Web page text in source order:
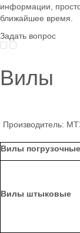
информации,
ближайшее время.
Задать вопрос
Вилы
Производитель:
Вилы погрузочные
Вилы штыковые